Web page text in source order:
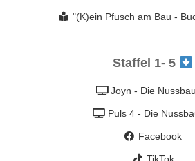
"(K)ein Pfusch am Bau -
Staffel 1- 5
Joyn - Die
Puls 4 - Die
Facebook